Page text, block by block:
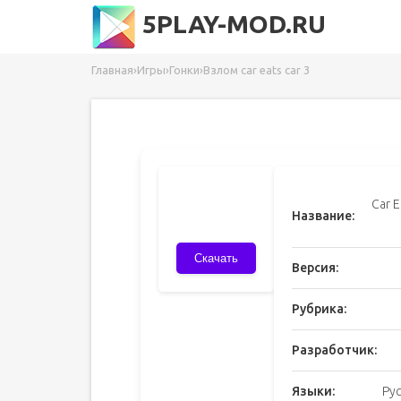
5PLAY-MOD.RU
Главная›Игры›Гонки›Взлом car eats car 3
Скачать
Название:
Car
Версия:
Рубрика:
Разработчик:
Языки: